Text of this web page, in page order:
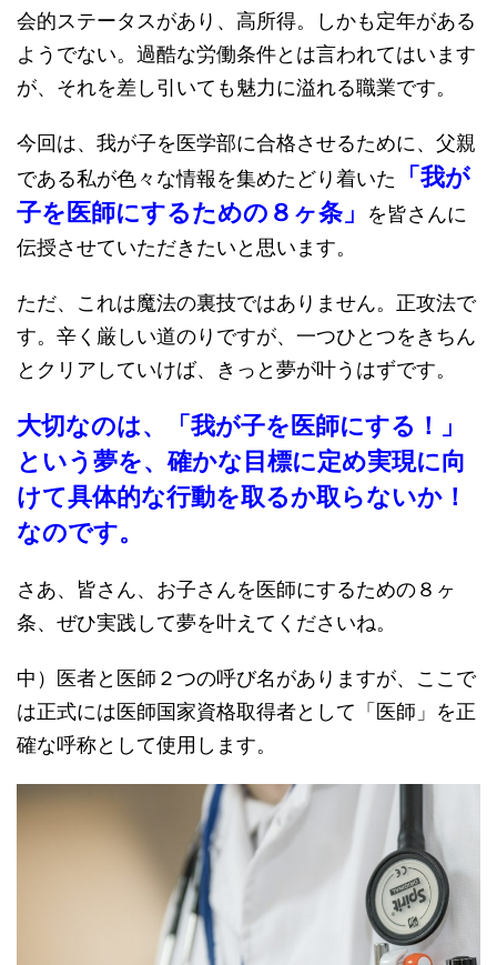
会的ステータスがあり、高所得。しかも定年がある
ようでない。過酷な労働条件とは言われてはいます
が、それを差し引いても魅力に溢れる職業です。
今回は、我が子を医学部に合格させるために、父親
である私が色々な情報を集めたどり着いた
「我が
子を医師にするための８ヶ条」
を皆さんに
伝授させていただきたいと思います。
ただ、これは魔法の裏技ではありません。正攻法で
す。辛く厳しい道のりですが、一つひとつをきちん
とクリアしていけば、きっと夢が叶うはずです。
大切なのは、「我が子を医師にする！」
という夢を、確かな目標に定め実現に向
けて具体的な行動を取るか取らないか！
なのです。
さあ、皆さん、お子さんを医師にするための８ヶ
条、ぜひ実践して夢を叶えてくださいね。
中）医者と医師２つの呼び名がありますが、ここで
は正式には医師国家資格取得者として「医師」を正
確な呼称として使用します。